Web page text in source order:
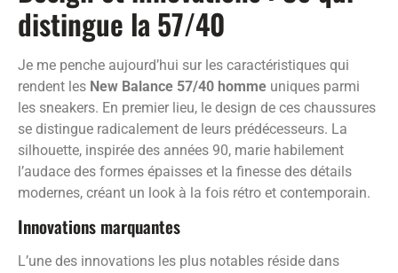
distingue la 57/40
Je me penche aujourd’hui sur les caractéristiques qui
rendent les New Balance 57/40 homme uniques parmi
les sneakers. En premier lieu, le design de ces chaussures
se distingue radicalement de leurs prédécesseurs. La
silhouette, inspirée des années 90, marie habilement
l’audace des formes épaisses et la finesse des détails
modernes, créant un look à la fois rétro et contemporain.
Innovations marquantes
L’une des innovations les plus notables réside dans